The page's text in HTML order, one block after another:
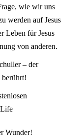
wie wir uns
werden auf Jesus
Leben für Jesus
von anderen.
– der
berührt!
Wunder!